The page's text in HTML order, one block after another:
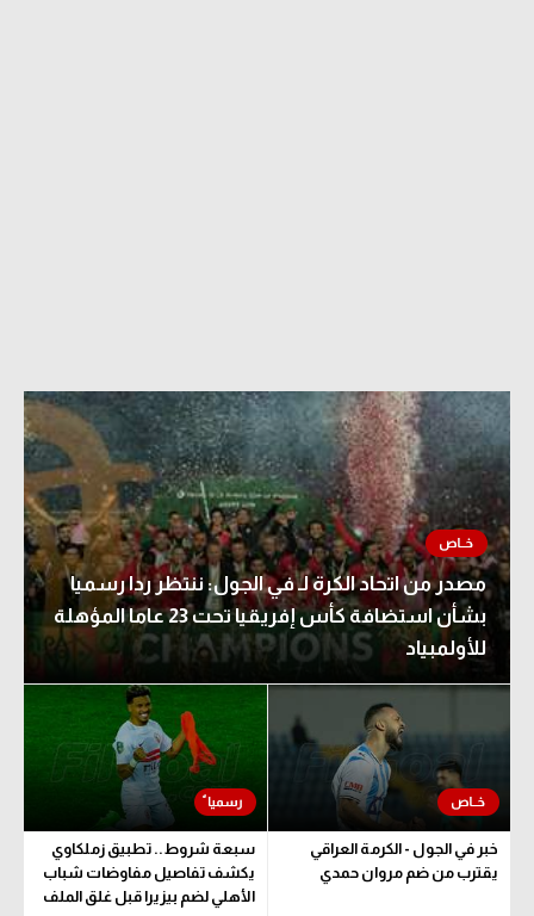
مصدر من اتحاد الكرة لـ في الجول: ننتظر ردا رسميا
بشأن استضافة كأس إفريقيا تحت 23 عاما المؤهلة
للأولمبياد
خبر في الجول - الكرمة العراقي
يقترب من ضم مروان حمدي
سبعة شروط.. تطبيق زملكاوي
يكشف تفاصيل مفاوضات شباب
الأهلي لضم بيزيرا قبل غلق الملف